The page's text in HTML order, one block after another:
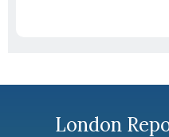
London